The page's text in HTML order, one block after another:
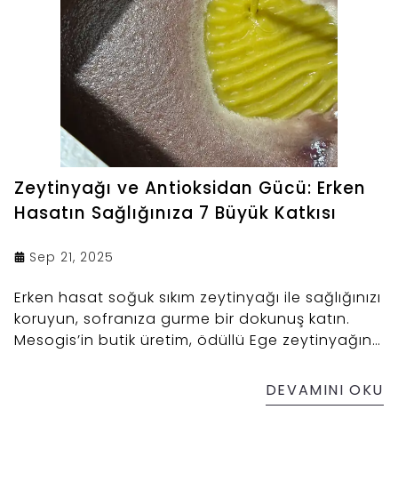
Zeytinyağı ve Antioksidan Gücü: Erken
Hasatın Sağlığınıza 7 Büyük Katkısı
Sep 21, 2025
Erken hasat soğuk sıkım zeytinyağı ile sağlığınızı
koruyun, sofranıza gurme bir dokunuş katın.
Mesogis’in butik üretim, ödüllü Ege zeytinyağını
DEVAMINI OKU